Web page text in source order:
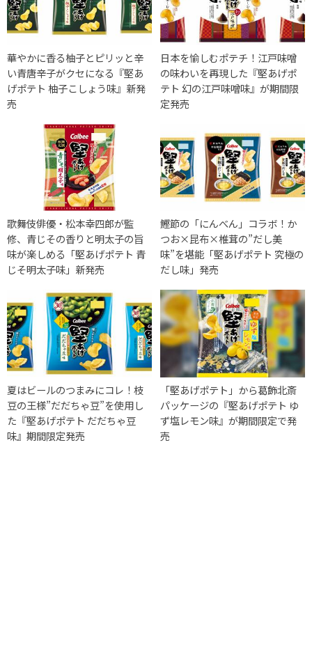
華やかに香る柚子とピリッと辛
い青唐辛子がクセになる『堅あ
げポテト 柚子こしょう味』新発
売
日本を愉しむポテチ！江戸味噌
の味わいを再現した『堅あげポ
テト 幻の江戸味噌味』が期間限
定発売
歌舞伎俳優・松本幸四郎が監
修、青じその香りと明太子の旨
味が楽しめる「堅あげポテト 青
じそ明太子味」新発売
鰹節の「にんべん」コラボ！か
つお×昆布×椎茸の”だし美
味”を堪能「堅あげポテト 究極の
だし味」発売
夏はビールのつまみにコレ！枝
豆の王様”だだちゃ豆”を使用し
た『堅あげポテト だだちゃ豆
味』期間限定発売
「堅あげポテト」から葛飾北斎
パッケージの『堅あげポテト ゆ
ず塩レモン味』が期間限定で発
売